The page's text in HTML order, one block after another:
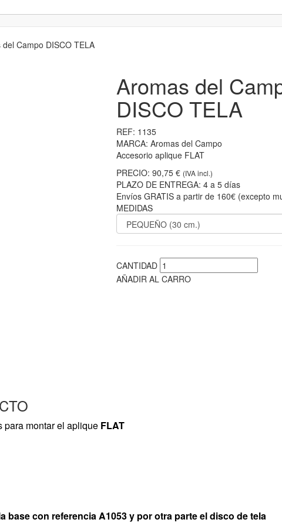
del Campo DISCO TELA
Aromas del
DISCO TELA
REF: 1135
MARCA: Aromas del Campo
Accesorio aplique FLAT
PRECIO: 90,75 € (IVA incl.)
PLAZO DE ENTREGA: 4 a 5 días
Envíos GRATIS a partir de 160€ (excepto
MEDIDAS
CANTIDAD
AÑADIR AL CARRO
para montar el aplique FLAT
base con referencia A1053 y por otra parte el disco de tela